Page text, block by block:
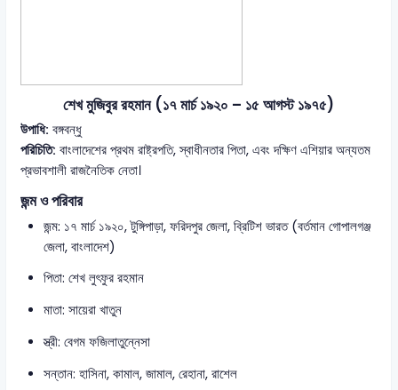
শেখ মুজিবুর রহমান (১৭ মার্চ ১৯২০ – ১৫ আগস্ট ১৯৭৫)
উপাধি: বঙ্গবন্ধু
পরিচিতি: বাংলাদেশের প্রথম রাষ্ট্রপতি, স্বাধীনতার পিতা, এবং দক্ষিণ এশিয়ার অন্যতম
প্রভাবশালী রাজনৈতিক নেতা।
জন্ম ও পরিবার
জন্ম: ১৭ মার্চ ১৯২০, টুঙ্গিপাড়া, ফরিদপুর জেলা, ব্রিটিশ ভারত (বর্তমান গোপালগঞ্জ
জেলা, বাংলাদেশ)
পিতা: শেখ লুৎফুর রহমান
মাতা: সায়েরা খাতুন
স্ত্রী: বেগম ফজিলাতুন্নেসা
সন্তান: হাসিনা, কামাল, জামাল, রেহানা, রাশেল